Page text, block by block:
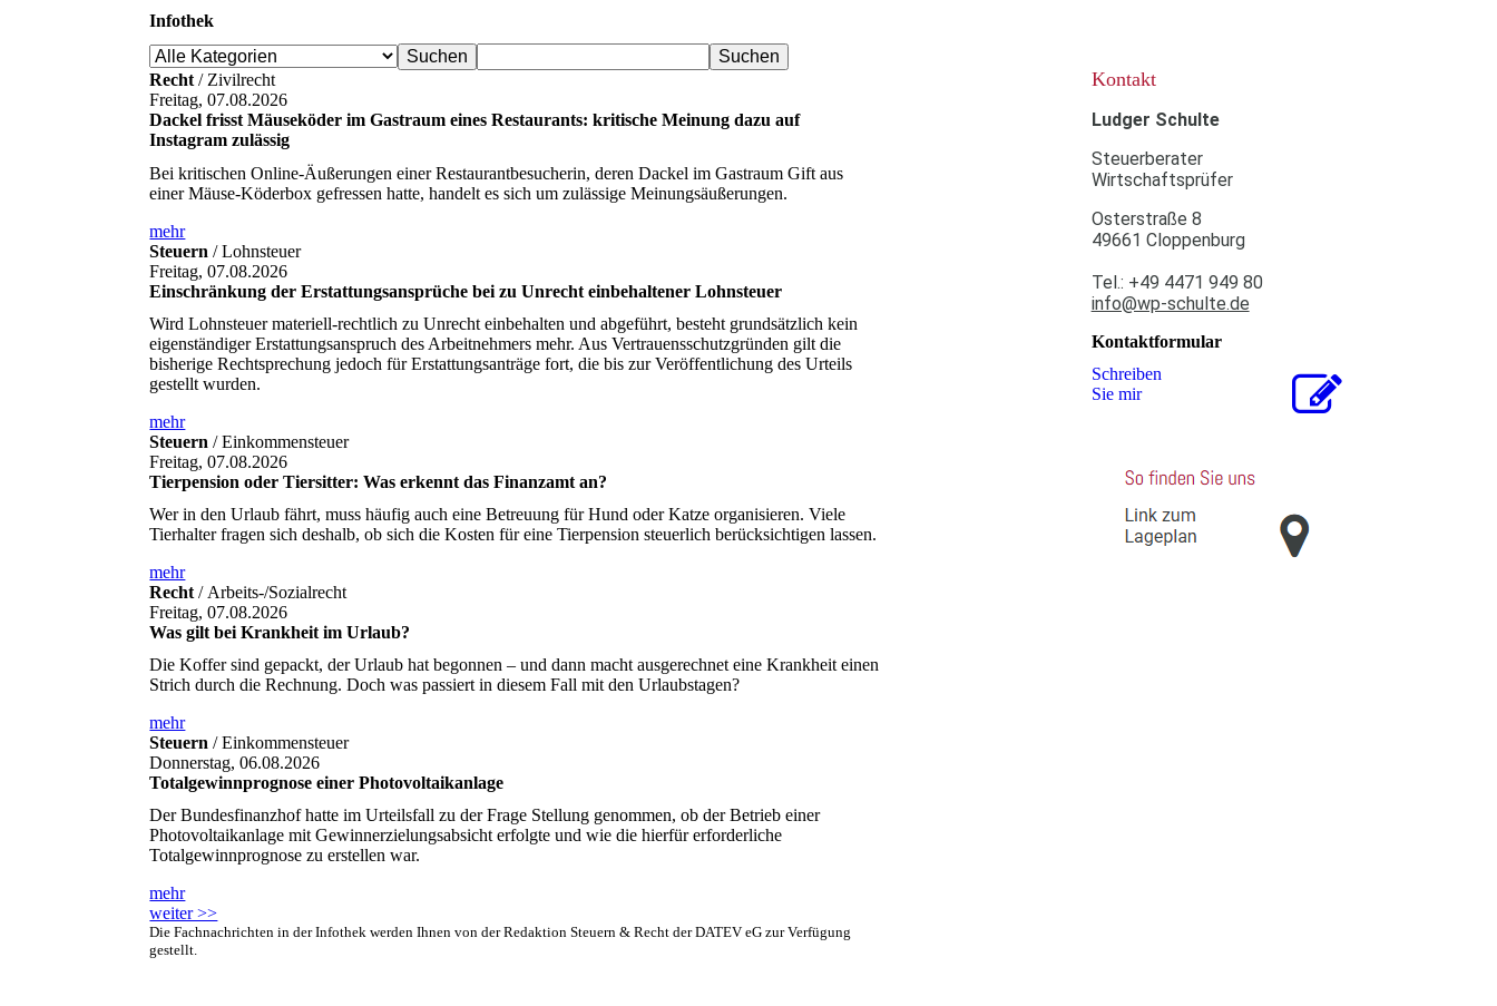
Infothek
Recht / Zivilrecht
Freitag, 07.08.2026
Dackel frisst Mäuseköder im Gastraum eines Restaurants: kritische Meinung dazu auf
Instagram zulässig
Bei kritischen Online-Äußerungen einer Restaurantbesucherin, deren Dackel im Gastraum Gift aus
einer Mäuse-Köderbox gefressen hatte, handelt es sich um zulässige Meinungsäußerungen.
mehr
Steuern / Lohnsteuer
Freitag, 07.08.2026
Einschränkung der Erstattungsansprüche bei zu Unrecht einbehaltener Lohnsteuer
Wird Lohnsteuer materiell-rechtlich zu Unrecht einbehalten und abgeführt, besteht grundsätzlich kein
eigenständiger Erstattungsanspruch des Arbeitnehmers mehr. Aus Vertrauensschutzgründen gilt die
bisherige Rechtsprechung jedoch für Erstattungsanträge fort, die bis zur Veröffentlichung des Urteils
gestellt wurden.
mehr
Steuern / Einkommensteuer
Freitag, 07.08.2026
Tierpension oder Tiersitter: Was erkennt das Finanzamt an?
Wer in den Urlaub fährt, muss häufig auch eine Betreuung für Hund oder Katze organisieren. Viele
Tierhalter fragen sich deshalb, ob sich die Kosten für eine Tierpension steuerlich berücksichtigen lassen.
mehr
Recht / Arbeits-/Sozialrecht
Freitag, 07.08.2026
Was gilt bei Krankheit im Urlaub?
Die Koffer sind gepackt, der Urlaub hat begonnen – und dann macht ausgerechnet eine Krankheit einen
Strich durch die Rechnung. Doch was passiert in diesem Fall mit den Urlaubstagen?
mehr
Steuern / Einkommensteuer
Donnerstag, 06.08.2026
Totalgewinnprognose einer Photovoltaikanlage
Der Bundesfinanzhof hatte im Urteilsfall zu der Frage Stellung genommen, ob der Betrieb einer
Photovoltaikanlage mit Gewinnerzielungsabsicht erfolgte und wie die hierfür erforderliche
Totalgewinnprognose zu erstellen war.
mehr
weiter >>
Die Fachnachrichten in der Infothek werden Ihnen von der Redaktion Steuern & Recht der DATEV eG zur Verfügung
gestellt.
Kontakt
Ludger Schulte
Steuerberater
Wirtschaftsprüfer
Osterstraße 8
49661 Cloppenburg
Tel.: +49 4471 949 80
info@wp-schulte.de
Kontaktformular
Schreiben
Sie mir